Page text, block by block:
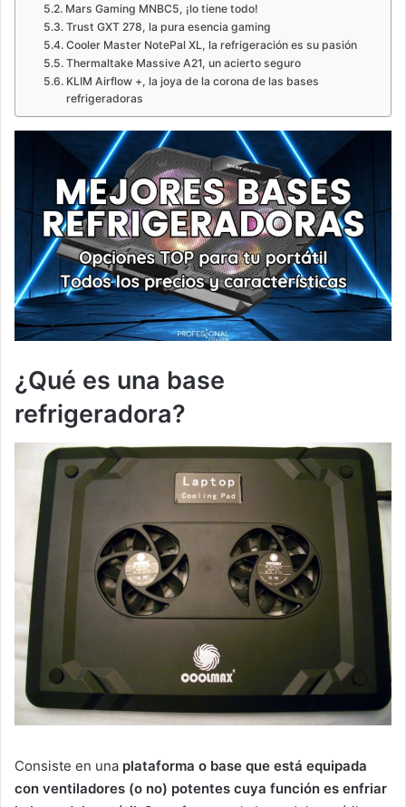
Mars Gaming MNBC5, ¡lo tiene todo!
Trust GXT 278, la pura esencia gaming
Cooler Master NotePal XL, la refrigeración es su pasión
Thermaltake Massive A21, un acierto seguro
KLIM Airflow +, la joya de la corona de las bases
refrigeradoras
¿Qué es una base
refrigeradora?
Consiste en una plataforma o base que está equipada
con ventiladores (o no) potentes cuya función es enfriar